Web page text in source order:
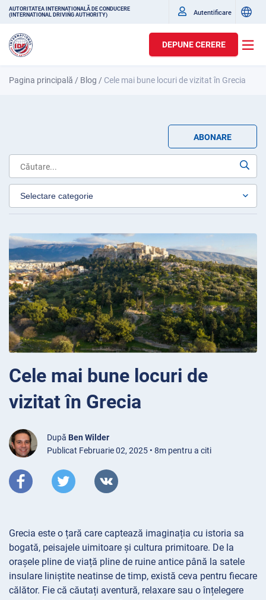
AUTORITATEA INTERNAȚIONALĂ DE CONDUCERE
(INTERNATIONAL DRIVING AUTHORITY)
Autentificare
DEPUNE CERERE
Pagina principală / Blog / Cele mai bune locuri de vizitat în Grecia
ABONARE
Cele mai bune locuri de
vizitat în Grecia
După Ben Wilder
Publicat Februarie 02, 2025 • 8m pentru a citi
Grecia este o țară care captează imaginația cu istoria sa
bogată, peisajele uimitoare și cultura primitoare. De la
orașele pline de viață pline de ruine antice până la satele
insulare liniștite neatinse de timp, există ceva pentru fiecare
călător. Fie că căutați aventură, relaxare sau o înțelegere